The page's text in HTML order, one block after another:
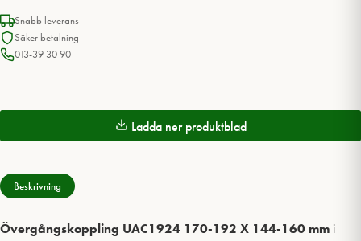
Snabb leverans
Säker betalning
013-39 30 90
Ladda ner produktblad
Beskrivning
Övergångskoppling UAC1924 170-192 X 144-160 mm i